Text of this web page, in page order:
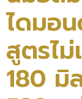
ไดมอ
สูตรไ
180 มิ